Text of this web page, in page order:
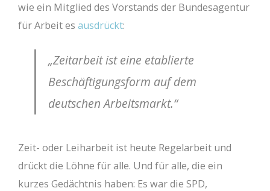
wie ein Mitglied des Vorstands der Bundesagentur
für Arbeit es ausdrückt:
„Zeitarbeit ist eine etablierte
Beschäftigungsform auf dem
deutschen Arbeitsmarkt.“
Zeit- oder Leiharbeit ist heute Regelarbeit und
drückt die Löhne für alle. Und für alle, die ein
kurzes Gedächtnis haben: Es war die SPD,